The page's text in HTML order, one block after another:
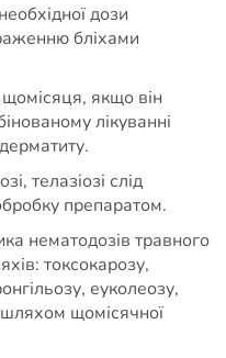
дози
бліхами
якщо він
лікуванні
телазіозі слід
препаратом.
нематодозів травного
токсокарозу,
еуколеозу,
шляхом щомісячної